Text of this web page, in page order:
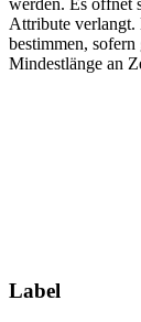
werden. Es öffnet
Attribute verlangt.
bestimmen,
Mindestlänge an
Label